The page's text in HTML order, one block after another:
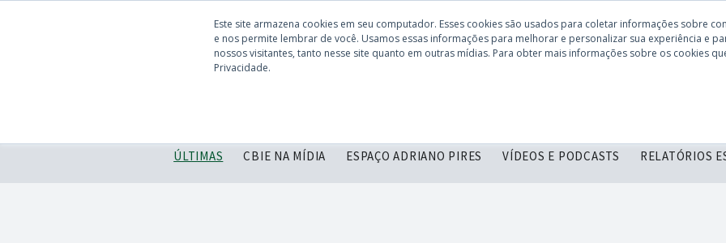
Este site armazena cookies em seu computador. Esses cookies são usados para coletar informações sobre
e nos permite lembrar de você. Usamos essas informações para melhorar e personalizar sua experiência e
nossos visitantes, tanto nesse site quanto em outras mídias. Para obter mais informações sobre os cookies
Privacidade.
ÚLTIMAS CBIE NA MÍDIA ESPAÇO ADRIANO PIRES VÍDEOS E PODCASTS RELATÓRIOS